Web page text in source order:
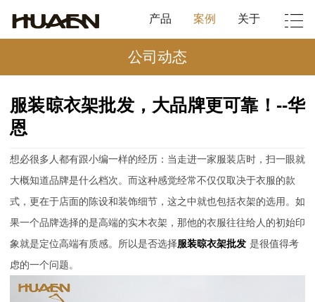
产品 案例 关于
公司动态
服装晾衣架批发，大品牌更可靠！--华
恩
想必很多人都有跟小编一样的经历：当走进一家服装店时，扫一眼就
大概知道品牌是什么档次。而这种感觉经常不仅仅取决于衣服的款
式，更在于店面的陈设和装饰细节，这之中就也包括衣架的选用。如
果一个品牌选择的是高端的实木衣架，那他的衣服往往给人的初始印
象就是定位高端有质感。所以是否选择服装晾衣架批发 是很值得考
虑的一个问题。